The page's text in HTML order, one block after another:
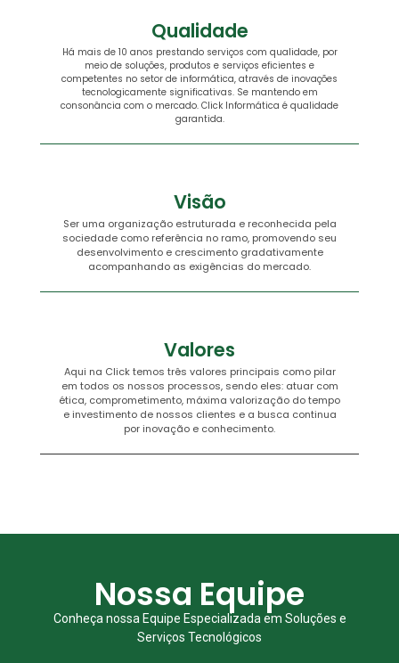
Qualidade
Há mais de 10 anos prestando serviços com qualidade, por
meio de soluções, produtos e serviços eficientes e
competentes no setor de informática, através de inovações
tecnologicamente significativas. Se mantendo em
consonância com o mercado. Click Informática é qualidade
garantida.
Visão
Ser uma organização estruturada e reconhecida pela
sociedade como referência no ramo, promovendo seu
desenvolvimento e crescimento gradativamente
acompanhando as exigências do mercado.
Valores
Aqui na Click temos três valores principais como pilar
em todos os nossos processos, sendo eles: atuar com
ética, comprometimento, máxima valorização do tempo
e investimento de nossos clientes e a busca continua
por inovação e conhecimento.
Nossa Equipe
Conheça nossa Equipe Especializada em Soluções e
Serviços Tecnológicos